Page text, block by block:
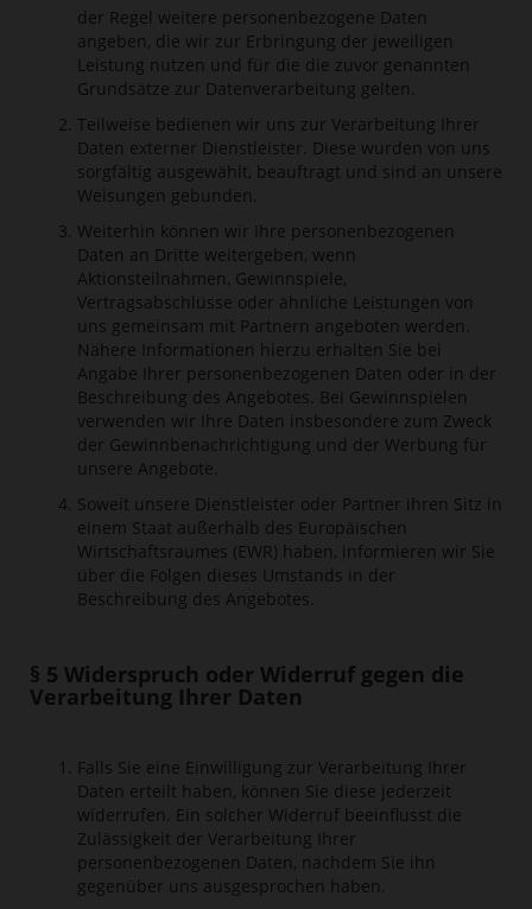
der Regel weitere personenbezogene Daten
angeben, die wir zur Erbringung der jeweiligen
Leistung nutzen und für die die zuvor genannten
Grundsätze zur Datenverarbeitung gelten.
Teilweise bedienen wir uns zur Verarbeitung Ihrer
Daten externer Dienstleister. Diese wurden von uns
sorgfältig ausgewählt, beauftragt und sind an unsere
Weisungen gebunden.
Weiterhin können wir Ihre personenbezogenen
Daten an Dritte weitergeben, wenn
Aktionsteilnahmen, Gewinnspiele,
Vertragsabschlüsse oder ähnliche Leistungen von
uns gemeinsam mit Partnern angeboten werden.
Nähere Informationen hierzu erhalten Sie bei
Angabe Ihrer personenbezogenen Daten oder in der
Beschreibung des Angebotes. Bei Gewinnspielen
verwenden wir Ihre Daten insbesondere zum Zweck
der Gewinnbenachrichtigung und der Werbung für
unsere Angebote.
Soweit unsere Dienstleister oder Partner ihren Sitz in
einem Staat außerhalb des Europäischen
Wirtschaftsraumes (EWR) haben, informieren wir Sie
über die Folgen dieses Umstands in der
Beschreibung des Angebotes.
§ 5 Widerspruch oder Widerruf gegen die
Verarbeitung Ihrer Daten
Falls Sie eine Einwilligung zur Verarbeitung Ihrer
Daten erteilt haben, können Sie diese jederzeit
widerrufen. Ein solcher Widerruf beeinflusst die
Zulässigkeit der Verarbeitung Ihrer
personenbezogenen Daten, nachdem Sie ihn
gegenüber uns ausgesprochen haben.